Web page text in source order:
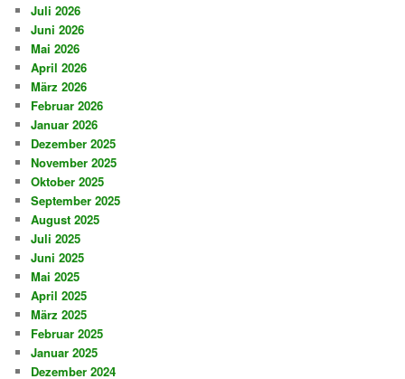
Juli 2026
Juni 2026
Mai 2026
April 2026
März 2026
Februar 2026
Januar 2026
Dezember 2025
November 2025
Oktober 2025
September 2025
August 2025
Juli 2025
Juni 2025
Mai 2025
April 2025
März 2025
Februar 2025
Januar 2025
Dezember 2024